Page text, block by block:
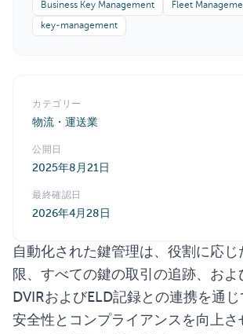
Business Key Management Fleet
key-management
カテゴリー
物流・運送業
公開日
2025年8月21日
最終確認日
2026年4月28日
自動化された鍵管理は、役割に応じ
限、すべての鍵の取引の追跡、お
DVIRおよびELD記録との連携を通
安全性とコンプライアンスを向上さ